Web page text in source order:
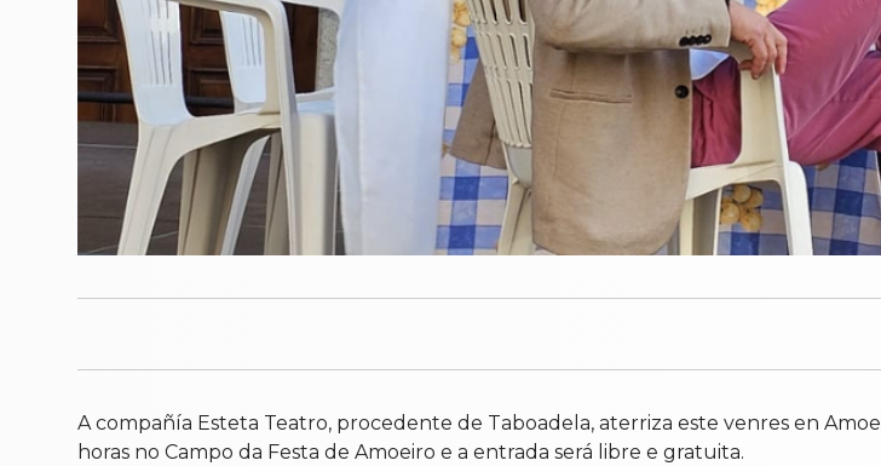
A compañía Esteta Teatro, procedente de Taboadela, aterriza este venres en
horas no Campo da Festa de Amoeiro e a entrada será libre e gratuita.